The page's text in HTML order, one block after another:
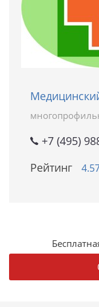
+7 (495)
Рейтинг